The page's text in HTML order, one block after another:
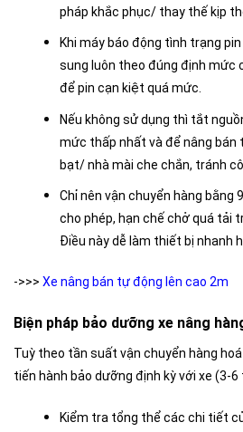
pháp khắc phục/ thay thế kịp
Khi máy báo động tình trạng
sung luôn theo đúng định mức
để pin cạn kiệt quá mức.
Nếu không sử dụng thì tắt
mức thấp nhất và để nâng bán
bạt/ nhà mài che chắn, tránh
Chỉ nên vận chuyển hàng bằng
cho phép, hạn chế chở quá tải
Điều này dễ làm thiết bị nhanh
->>> Xe nâng bán tự động lên cao 2m
Biện pháp bảo dưỡng xe nâng
Tuỳ theo tần suất vận chuyển hàng
tiến hành bảo dưỡng định kỳ với xe (3-
Kiểm tra tổng thể các chi tiết